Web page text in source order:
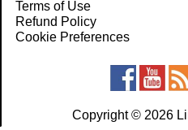
Terms of Use
Refund Policy
Cookie Preferences
Copyright © 2026